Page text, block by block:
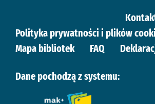
Polityka prywatności i plików
Mapa bibliotek
FAQ
Dane pochodzą z systemu: